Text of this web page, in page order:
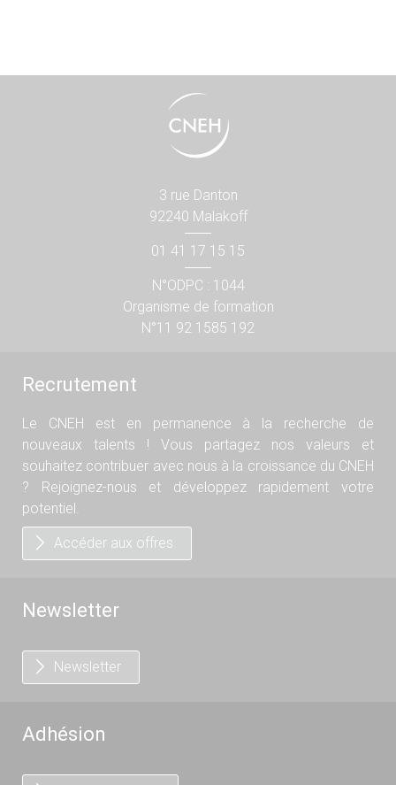
3 rue Danton
92240 Malakoff
01 41 17 15 15
N°ODPC : 1044
Organisme de formation
N°11 92 1585 192
Recrutement
Le CNEH est en permanence à la recherche de
nouveaux talents ! Vous partagez nos valeurs et
souhaitez contribuer avec nous à la croissance du CNEH
? Rejoignez-nous et développez rapidement votre
potentiel.
Accéder aux offres
Newsletter
Newsletter
Adhésion